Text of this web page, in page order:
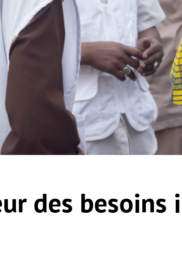
des besoins